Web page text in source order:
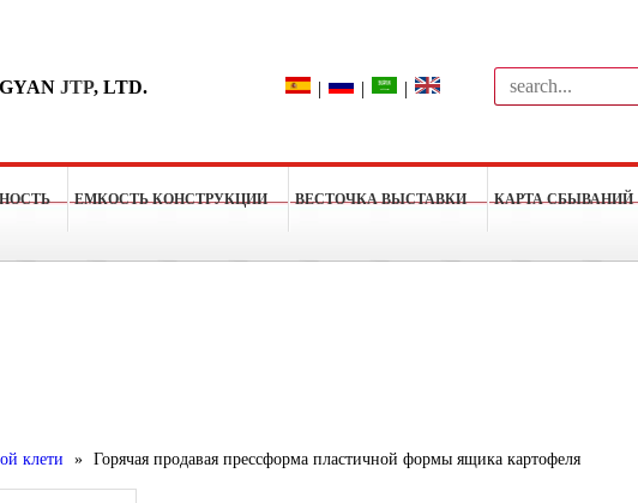
JTP, LTD.
| | |
ЕМКОСТЬ КОНСТРУКЦИИ ВЕСТОЧКА ВЫСТАВКИ КАРТА СБЫВАНИЙ
клети » Горячая продавая прессформа пластичной формы ящика картофеля